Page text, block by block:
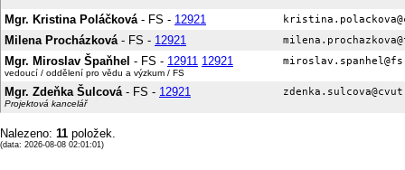
Mgr. Kristina Poláčková- FS - 12921
Milena Procházková- FS - 12921
Mgr. Miroslav Špaňhel - FS - 12911 12921
vedoucí / oddělení pro vědu a výzkum / FS
Mgr. Zdeňka Šulcová- FS - 12921
Projektová kancelář
Nalezeno: 11 položek.
(data: 2026-08-08 02:01:01)